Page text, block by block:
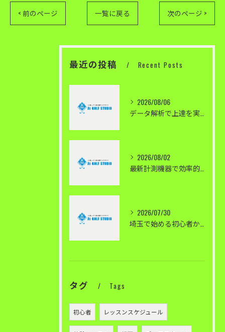
< 前のページ 一覧に戻る 次のページ >
最近の投稿 Recent Posts
2026/08/06
2026/08/02
2026/07/30
タグ Tags
初心者 レッスンスケジュール